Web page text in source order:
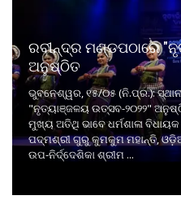
ରବୀନ୍ଦ୍ର ମଣ୍ଡପଠାରେ
ଅନୁଷ୍ଠିତ
ଭୁବନେଶ୍ୱର, ୧୫/୦୫ (ନି.ପ୍ର.):
"ନୃତ୍ୟାଞ୍ଜଳୟ ଉତ୍ସବ-୨୦୨୨"
ମୁଖ୍ୟ ଅତିଥି ଭାବେ ଧର୍ମଶାଳା ବିଧାୟକ
ପଦ୍ମଶ୍ରୀ ଗୁରୁ କୁମକୁମ ମହାନ୍ତି,
ଉପ-ନିର୍ଦ୍ଦେଶିକା ଶ୍ରୀମ ...